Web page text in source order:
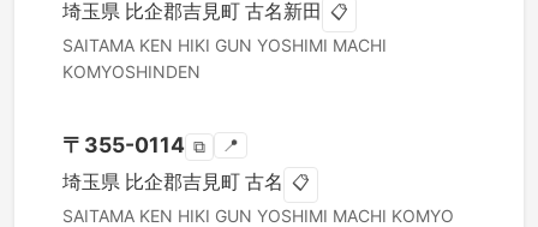
埼玉県 比企郡吉見町 古名新田 📋
SAITAMA KEN HIKI GUN YOSHIMI MACHI
KOMYOSHINDEN
〒 355-0114 ⧉ 📍
埼玉県 比企郡吉見町 古名 📋
SAITAMA KEN HIKI GUN YOSHIMI MACHI KOMYO